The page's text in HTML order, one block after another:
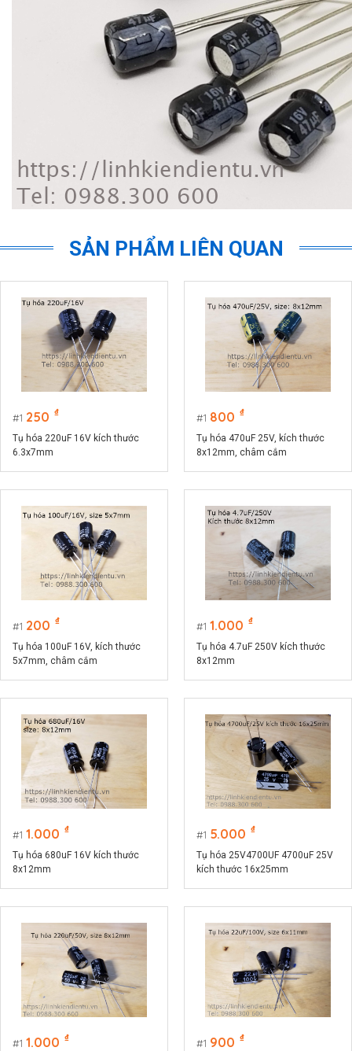
SẢN PHẨM LIÊN QUAN
1 250 ₫
Tụ hóa 220uF 16V kích thước
6.3x7mm
1 800 ₫
Tụ hóa 470uF 25V, kích thước
8x12mm, châm cắm
1 200 ₫
Tụ hóa 100uF 16V, kích thước
5x7mm, châm cắm
1 1.000 ₫
Tụ hóa 4.7uF 250V kích thước
8x12mm
1 1.000 ₫
Tụ hóa 680uF 16V kích thước
8x12mm
1 5.000 ₫
Tụ hóa 25V4700UF 4700uF 25V
kích thước 16x25mm
1 1.000 ₫ 1 900 ₫